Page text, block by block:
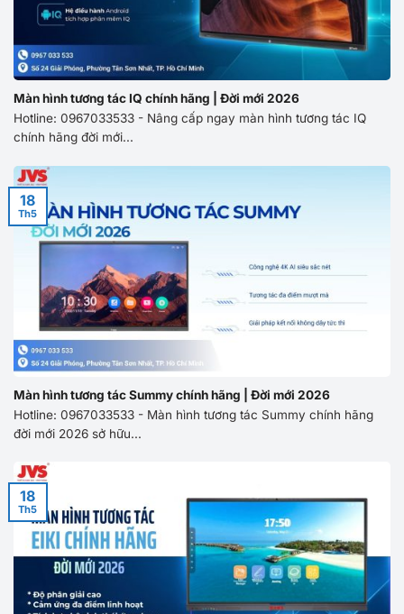
Màn hình tương tác IQ chính hãng | Đời mới 2026
Hotline: 0967033533 - Nâng cấp ngay màn hình tương tác IQ
chính hãng đời mới...
Màn hình tương tác Summy chính hãng | Đời mới 2026
Hotline: 0967033533 - Màn hình tương tác Summy chính hãng
đời mới 2026 sở hữu...
18
Th5
18
Th5